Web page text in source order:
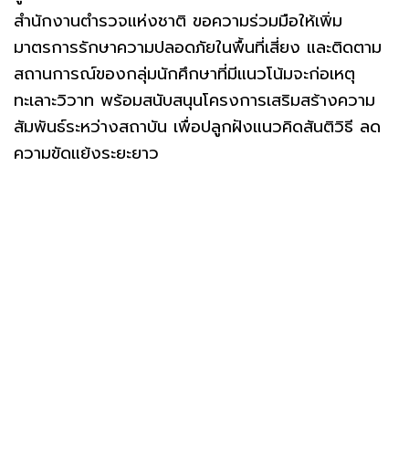
สำนักงานตำรวจแห่งชาติ ขอความร่วมมือให้เพิ่ม
มาตรการรักษาความปลอดภัยในพื้นที่เสี่ยง และติดตาม
สถานการณ์ของกลุ่มนักศึกษาที่มีแนวโน้มจะก่อเหตุ
ทะเลาะวิวาท พร้อมสนับสนุนโครงการเสริมสร้างความ
สัมพันธ์ระหว่างสถาบัน เพื่อปลูกฝังแนวคิดสันติวิธี ลด
ความขัดแย้งระยะยาว